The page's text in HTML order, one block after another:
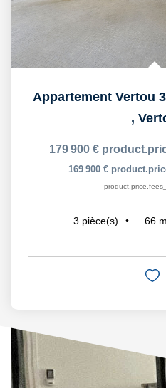
Appartement Vertou
,
179 900 €
169 900 €
3 pièce(s) 66